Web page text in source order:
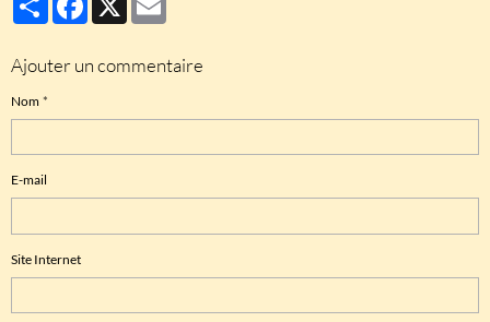
Ajouter un commentaire
Nom
E-mail
Site Internet